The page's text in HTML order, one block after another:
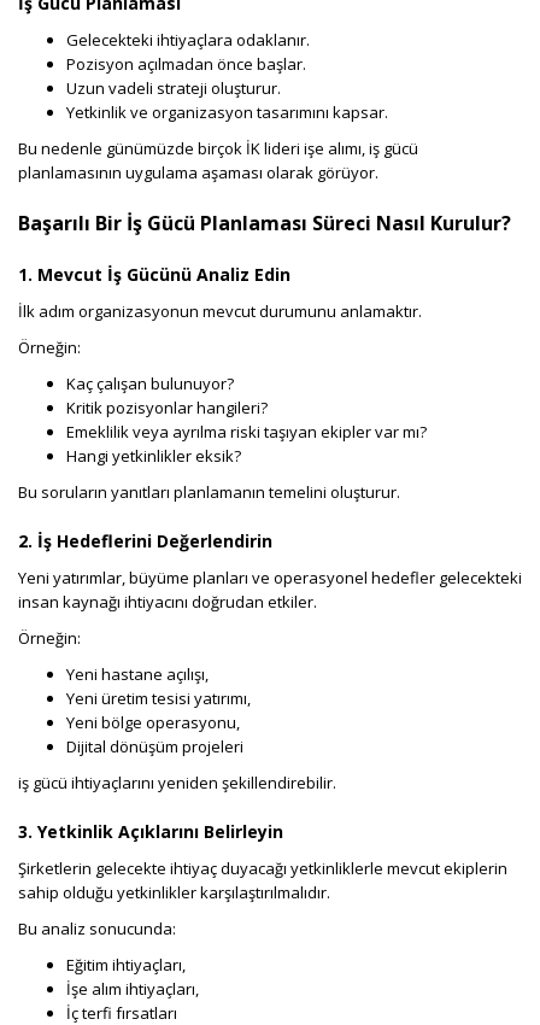
Gelecekteki ihtiyaçlara odaklanır.
Pozisyon açılmadan önce başlar.
Uzun vadeli strateji oluşturur.
Yetkinlik ve organizasyon tasarımını kapsar.
Bu nedenle günümüzde birçok İK lideri işe alımı, iş gücü
planlamasının uygulama aşaması olarak görüyor.
Başarılı Bir İş Gücü Planlaması Süreci Nasıl Kurulur?
1. Mevcut İş Gücünü Analiz Edin
İlk adım organizasyonun mevcut durumunu anlamaktır.
Örneğin:
Kaç çalışan bulunuyor?
Kritik pozisyonlar hangileri?
Emeklilik veya ayrılma riski taşıyan ekipler var mı?
Hangi yetkinlikler eksik?
Bu soruların yanıtları planlamanın temelini oluşturur.
2. İş Hedeflerini Değerlendirin
Yeni yatırımlar, büyüme planları ve operasyonel hedefler gelecekteki
insan kaynağı ihtiyacını doğrudan etkiler.
Örneğin:
Yeni hastane açılışı,
Yeni üretim tesisi yatırımı,
Yeni bölge operasyonu,
Dijital dönüşüm projeleri
iş gücü ihtiyaçlarını yeniden şekillendirebilir.
3. Yetkinlik Açıklarını Belirleyin
Şirketlerin gelecekte ihtiyaç duyacağı yetkinliklerle mevcut ekiplerin
sahip olduğu yetkinlikler karşılaştırılmalıdır.
Bu analiz sonucunda:
Eğitim ihtiyaçları,
İşe alım ihtiyaçları,
İç terfi fırsatları